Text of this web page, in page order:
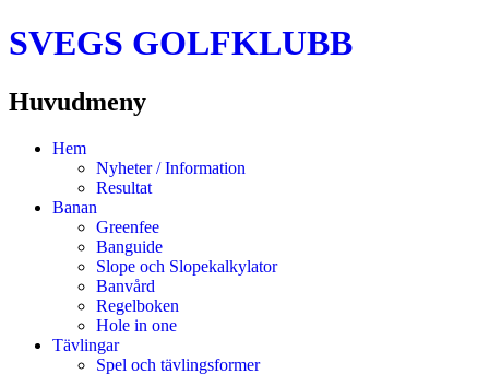
SVEGS GOLFKLUBB
Huvudmeny
HoppaHem
Nyheter / Information
Resultat
Banan
Greenfee
Banguide
Slope och Slopekalkylator
Banvård
Regelboken
Hole in one
Tävlingar
Spel och tävlingsformer